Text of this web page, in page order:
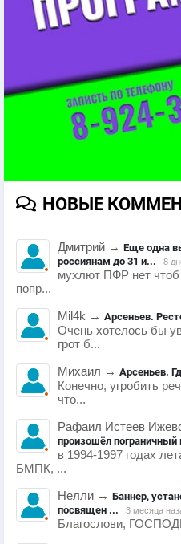
НОВЫЕ
Дмитрий → Еще одна
россиянам до 31 и...
8
мухлют ПФР нет чтоб
попр...
Mil4k → Арсеньев.
Очень хотелось бы
грот б...
Михаил → Арсеньев.
Конечно, угробить
что...
Рафаил Истеев
произошёл пограничный
в 1994-1997 годах
БМПК, ...
Нелли → Баннер,
посвящен ...
3 месяца
Благослови,